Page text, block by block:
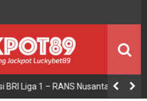
Nusantara vs Bali United